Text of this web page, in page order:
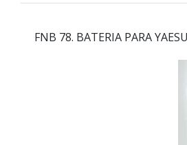
FNB 78. BATERIA PARA